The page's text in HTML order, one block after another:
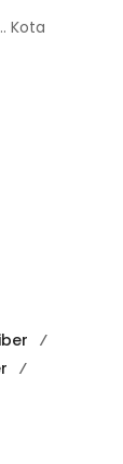
Kota